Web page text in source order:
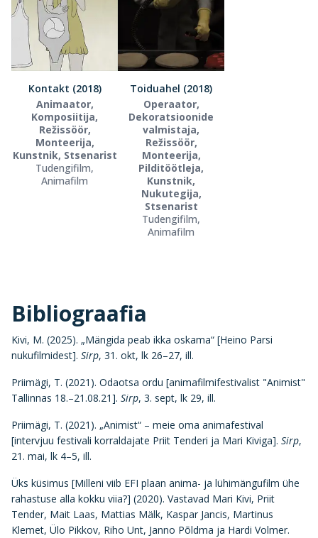
Kontakt (2018)
Animaator,
Komposiitija,
Režissöör,
Monteerija,
Kunstnik, Stsenarist
Tudengifilm,
Animafilm
Toiduahel (2018)
Operaator,
Dekoratsioonide
valmistaja,
Režissöör,
Monteerija,
Pilditöötleja,
Kunstnik,
Nukutegija,
Stsenarist
Tudengifilm,
Animafilm
Bibliograafia
Kivi, M. (2025). „Mängida peab ikka oskama“ [Heino Parsi
nukufilmidest]. Sirp, 31. okt, lk 26–27, ill.
Priimägi, T. (2021). Odaotsa ordu [animafilmifestivalist "Animist"
Tallinnas 18.–21.08.21]. Sirp, 3. sept, lk 29, ill.
Priimägi, T. (2021). „Animist“ – meie oma animafestival
[intervjuu festivali korraldajate Priit Tenderi ja Mari Kiviga]. Sirp,
21. mai, lk 4–5, ill.
Üks küsimus [Milleni viib EFI plaan anima- ja lühimängufilm ühe
rahastuse alla kokku viia?] (2020). Vastavad Mari Kivi, Priit
Tender, Mait Laas, Mattias Mälk, Kaspar Jancis, Martinus
Klemet, Ülo Pikkov, Riho Unt, Janno Põldma ja Hardi Volmer.